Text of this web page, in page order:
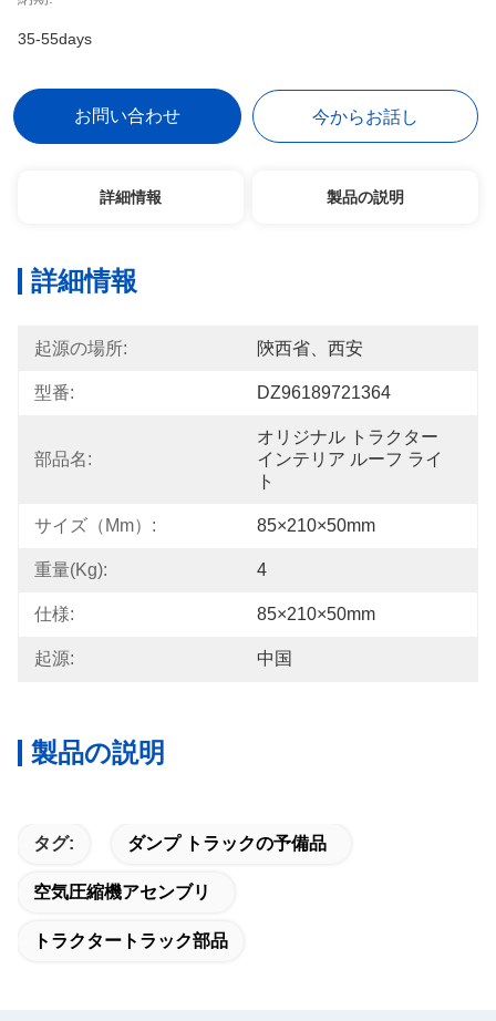
35-55days
お問い合わせ 今からお話し
詳細情報 製品の説明
詳細情報
起源の場所: 陝西省、西安
型番: DZ96189721364
部品名:
オリジナル トラクター
インテリア ルーフ ライ
ト
サイズ（mm）: 85×210×50mm
重量(kg): 4
仕様: 85×210×50mm
起源: 中国
製品の説明
タグ: ダンプ トラックの予備品
空気圧縮機アセンブリ
トラクタートラック部品